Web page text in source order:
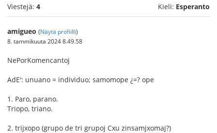
Viestejä: 4 Kieli: Esperanto
amigueo (Näytä profiilli)
8. tammikuuta 2024 8.49.58
NePorKomencantoj
AdE': unuano = individuo; samomope ¿=? ope
1. Paro, parano.
Triopo, triano.
2. trijxopo (grupo de tri grupoj Cxu zinsamjxomaj?)